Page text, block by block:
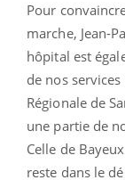
Pour
marche, Jean-
hôpital est
de nos
Régionale de
une partie de
Celle de
reste dans le